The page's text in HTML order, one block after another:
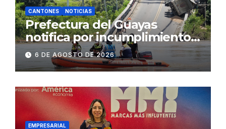
CANTONES NOTICIAS
Prefectura del Guayas
notifica por incumplimiento
contractual a la
Concesionaria CONORTE y
exige celeridad en
desmontaje del puente
Gonzalo Icaza Cornejo, en
Daule
6 DE AGOSTO DE 2026
EMPRESARIAL